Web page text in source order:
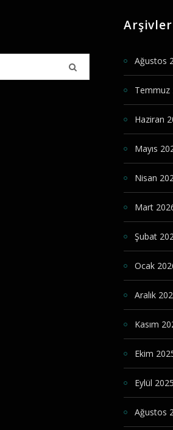
Arşivler
Ağustos
Temmuz
Haziran
Mayıs
Nisan
Mart
Şubat
Ocak
Aralık
Kasım
Ekim
Eylül 2025
Ağustos